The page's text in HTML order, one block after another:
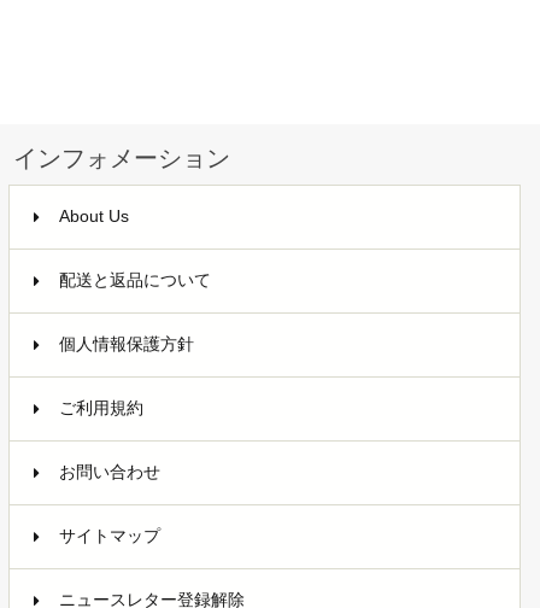
インフォメーション
About Us
配送と返品について
個人情報保護方針
ご利用規約
お問い合わせ
サイトマップ
ニュースレター登録解除